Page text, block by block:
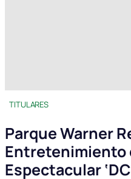
TITULARES
Parque Warner
Entretenimiento
Espectacular